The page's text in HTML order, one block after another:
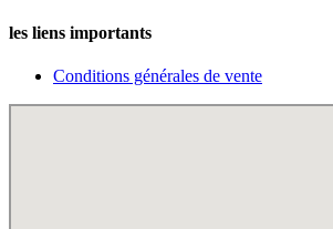
les liens importants
Conditions générales de vente